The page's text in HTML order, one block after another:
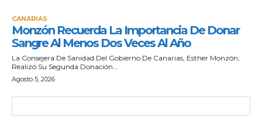
CANARIAS
Monzón Recuerda La Importancia De Donar
Sangre Al Menos Dos Veces Al Año
La Consejera De Sanidad Del Gobierno De Canarias, Esther Monzón,
Realizó Su Segunda Donación...
Agosto 5, 2026